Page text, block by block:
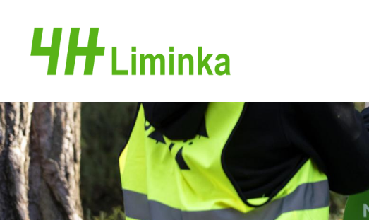
sivun
sisältöön
Limingan 4H-yhdistys